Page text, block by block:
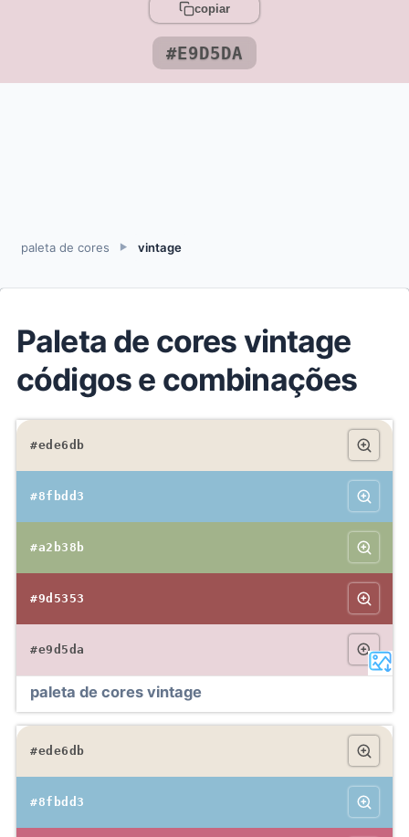
copiar
#E9D5DA
paleta de cores ► vintage
Paleta de cores vintage
códigos e combinações
#ede6db
#8fbdd3
#a2b38b
#9d5353
#e9d5da
paleta de cores vintage
#ede6db
#8fbdd3